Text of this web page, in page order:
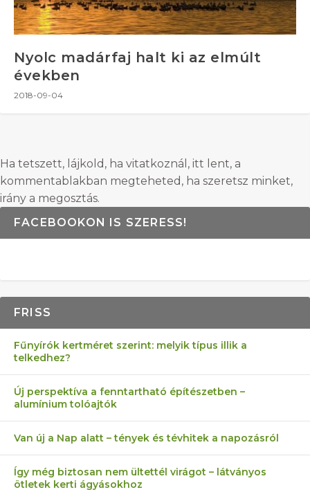
Nyolc madárfaj halt ki az elmúlt
években
2018-09-04
Ha tetszett, lájkold, ha vitatkoznál, itt lent, a
kommentablakban megteheted, ha szeretsz minket,
irány a megosztás.
FACEBOOKON IS SZERESS!
FRISS
Fűnyírók kertméret szerint: melyik típus illik a
telkedhez?
Új perspektíva a fenntartható építészetben –
alumínium tolóajtók
Van új a Nap alatt – tények és tévhitek a napozásról
Így még biztosan nem ültettél virágot – látványos
ötletek kerti ágyásokhoz